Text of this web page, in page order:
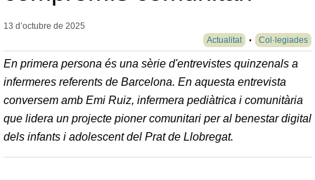
13 d’octubre de 2025
Actualitat
Col·legiades
En primera persona és una sèrie d'entrevistes quinzenals a
infermeres referents de Barcelona. En aquesta entrevista
conversem amb Emi Ruiz, infermera pediàtrica i comunitària
que lidera un projecte pioner comunitari per al benestar digital
dels infants i adolescent del Prat de Llobregat.